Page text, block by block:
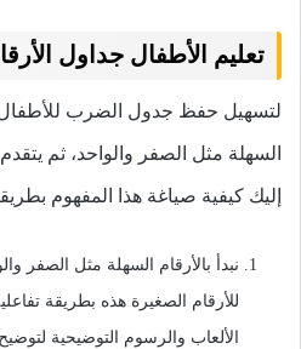
تعليم الأطفال جداول
لتسهيل حفظ جدول الضرب للأطفال،
السهلة مثل الصفر والواحد، ثم يتقدم
إليك كيفية صياغة هذا المفهوم
نبدأ بالأرقام السهلة مثل الصفر
للأرقام الصغيرة هذه بطريقة
الألعاب والرسوم التوضيحية